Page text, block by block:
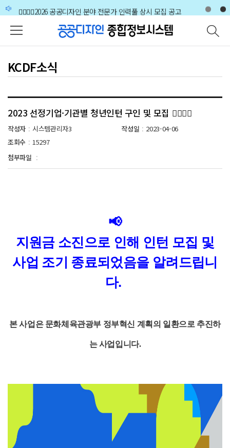
본문 바로가기
주메뉴 바로가기
하단 바로가기
🙋‍♀️🙋‍♂️2026 공공디자인 분야 전문가 인력풀 상시 모집 공고
[공지사항] 공공디자인 전문인력 증명서 갱신 안내
🙋‍♀️🙋‍♂️2026 공공디자인 분야 전문가 인력풀 상시 모집 공고
KCDF소식
2023 선정기업·기관별 청년인턴 구인 및 모집 🙋‍♂️🙋‍♀️
작성자 : 시스템관리자3 작성일 : 2023-04-06
조회수 : 15297
첨부파일 :
📢
지원금 소진으로 인해 인턴 모집 및
사업 조기 종료되었음을 알려드립니
다.
본 사업은 문화체육관광부 정부혁신 계획의 일환으로 추진하
는 사업입니다.